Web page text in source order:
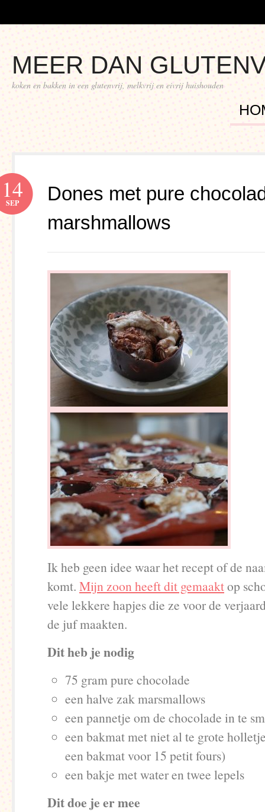
MEER DAN
koken en bakken in een glutenvrij, melkvrij en eivrij huishouden
Dones met pure
marshmallows
14
SEP
Ik heb geen idee waar het recept of de
komt. Mijn zoon heeft dit gemaaktop
vele lekkere hapjes die ze voor de
de juf maakten.
Dit heb je nodig
75 gram pure chocolade
een halve zak marsmallows
een pannetje om de chocolade in te
een bakmat met niet al te grote
een bakmat voor 15 petit fours)
een bakje met water en twee lepels
Dit doe je er mee